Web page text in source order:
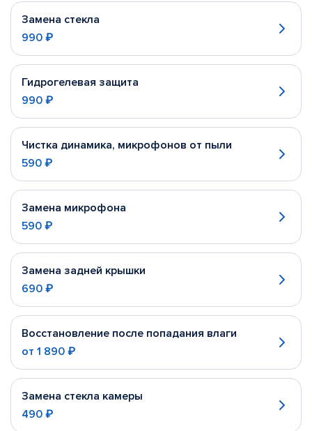
Замена стекла
990 ₽
Гидрогелевая защита
990 ₽
Чистка динамика, микрофонов от пыли
590 ₽
Замена микрофона
590 ₽
Замена задней крышки
690 ₽
Восстановление после попадания влаги
от 1 890 ₽
Замена стекла камеры
490 ₽